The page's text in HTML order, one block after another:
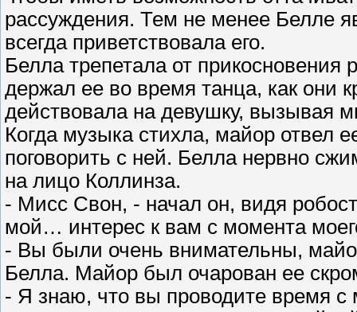
рассуждения. Тем не менее Белле
всегда приветствовала его.
Белла трепетала от прикосновения
держал ее во время танца, как они
действовала на девушку, вызывая
Когда музыка стихла, майор отвел
поговорить с ней. Белла нервно
на лицо Коллинза.
- Мисс Свон, - начал он, видя
мой… интерес к вам с момента
- Вы были очень внимательны,
Белла. Майор был очарован ее
- Я знаю, что вы проводите время